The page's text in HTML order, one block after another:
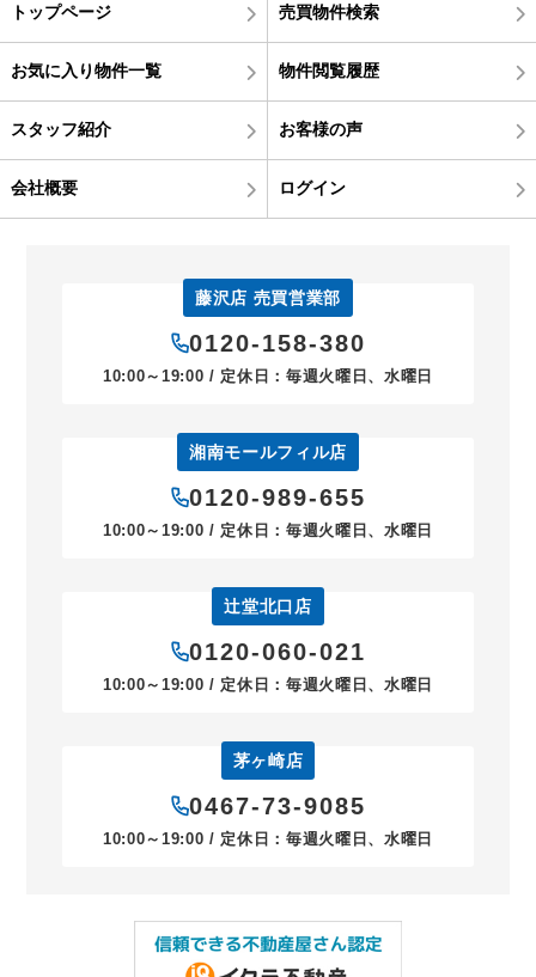
トップページ 売買物件検索
お気に入り物件一覧 物件閲覧履歴
スタッフ紹介 お客様の声
会社概要 ログイン
藤沢店 売買営業部
0120-158-380
10:00～19:00 / 定休日：毎週火曜日、水曜日
湘南モールフィル店
0120-989-655
10:00～19:00 / 定休日：毎週火曜日、水曜日
辻堂北口店
0120-060-021
10:00～19:00 / 定休日：毎週火曜日、水曜日
茅ヶ崎店
0467-73-9085
10:00～19:00 / 定休日：毎週火曜日、水曜日